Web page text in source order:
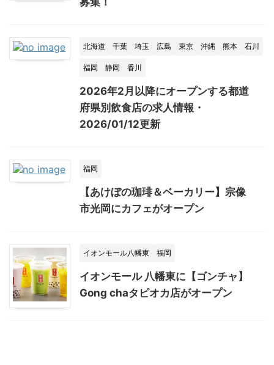
北海道 千葉 埼玉 広島 東京 沖縄 熊本 石川
福岡 静岡 香川
2026年2月以降にオープンする都道
府県別飲食店の求人情報・
2026/01/12更新
福岡
【あけぼの珈琲＆ベーカリー】宗像
市光岡にカフェがオープン
イオンモール八幡東 福岡
イオンモール 八幡東に【ゴンチャ】
Gong chaタピオカ店がオープン